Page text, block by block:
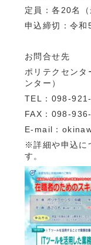
定員：各20名（
申込締切：令和
お問合せ先
ポリテクセンタ
ンター）
TEL：098-
FAX：098-
E-mail：
※詳細や申込に
す。